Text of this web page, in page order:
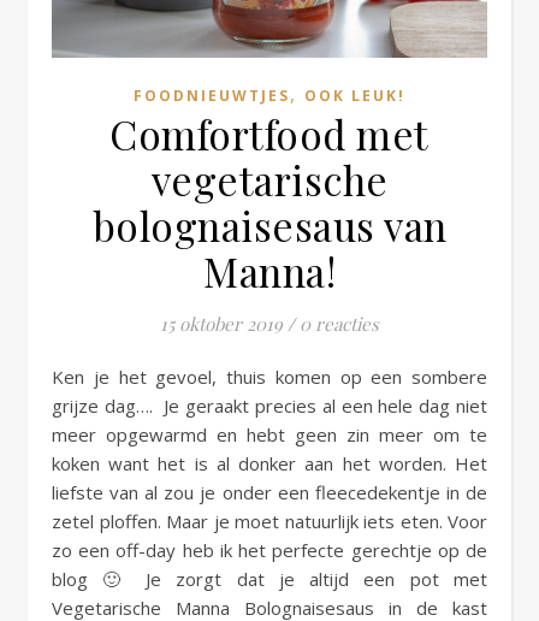
FOODNIEUWTJES, OOK LEUK!
Comfortfood met
vegetarische
bolognaisesaus van
Manna!
15 oktober 2019 / 0 reacties
Ken je het gevoel, thuis komen op een sombere
grijze dag…. Je geraakt precies al een hele dag niet
meer opgewarmd en hebt geen zin meer om te
koken want het is al donker aan het worden. Het
liefste van al zou je onder een fleecedekentje in de
zetel ploffen. Maar je moet natuurlijk iets eten. Voor
zo een off-day heb ik het perfecte gerechtje op de
blog 🙂 Je zorgt dat je altijd een pot met
Vegetarische Manna Bolognaisesaus in de kast